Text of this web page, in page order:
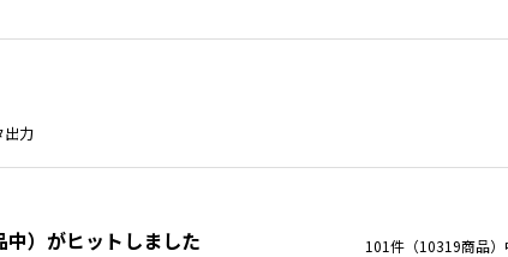
出力
）がヒットしました 101件（10319商品